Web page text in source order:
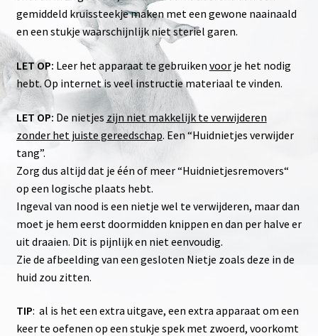
gemiddeld kruissteekje maken met een gewone naainaald
en een stukje waarschijnlijk niet steriel garen.
LET OP: Leer het apparaat te gebruiken voorje het nodig
hebt. Op internet is veel instructie materiaal te vinden.
LET OP: De nietjeszijn niet makkelijk te verwijderen
zonder het juiste gereedschap. Een “Huidnietjes verwijder
tang”.
Zorg dus altijd dat je één of meer “Huidnietjesremovers“
op een logische plaats hebt.
Ingeval van nood is een nietje wel te verwijderen, maar dan
moet je hem eerst doormidden knippen en dan per halve er
uit draaien. Dit is pijnlijk en niet eenvoudig.
Zie de afbeelding van een gesloten Nietje zoals deze in de
huid zou zitten.
TIP: al is het een extra uitgave, een extra apparaat om een
keer te oefenen op een stukje spek met zwoerd, voorkomt